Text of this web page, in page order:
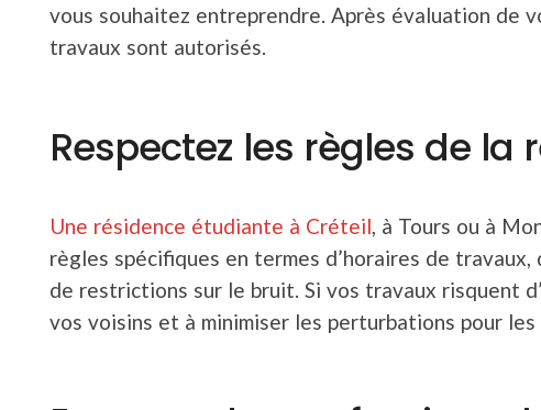
vous souhaitez entreprendre. Après évaluation de
travaux sont autorisés.
Respectez les règles de la
Une résidence étudiante à Créteil, à Tours ou à
règles spécifiques en termes d’horaires de
de restrictions sur le bruit. Si vos travaux risquent
vos voisins et à minimiser les perturbations pour